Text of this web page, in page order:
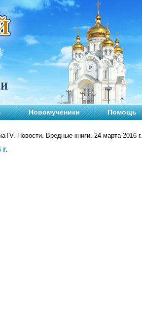
Новомученики Помощь
Новости. Вредные книги. 24 марта 2016 г.